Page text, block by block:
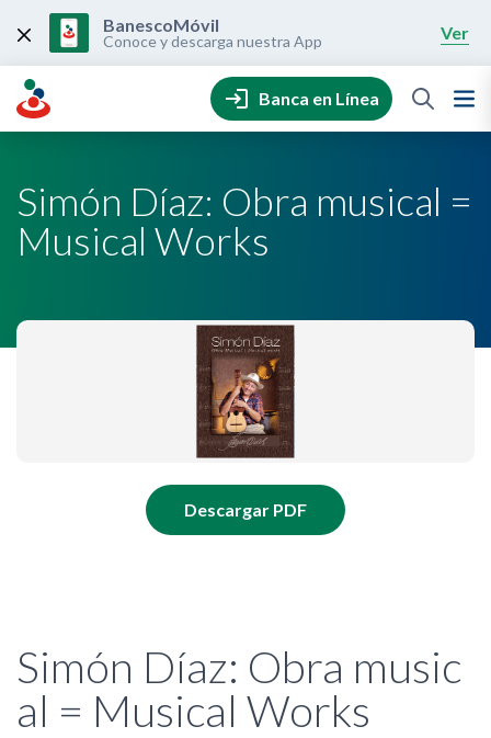
content
BanescoMóvil
Conoce y descarga nuestra App Ver
Banca en Línea
Simón Díaz: Obra musical =
Musical Works
Descargar PDF
Simón Díaz: Obra music
al = Musical Works